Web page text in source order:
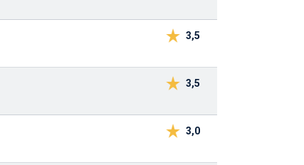
3,5
3,5
3,0